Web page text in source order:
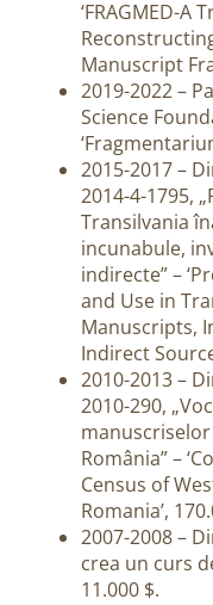
‘FRAGMED-A
Manuscript
2019-2022 –
Science
2015-2017 –
2014-4-1795,
Transilvania
incunabule,
indirecte” –
and Use in
Manuscripts,
Indirect
2010-2013 –
2010-290,
România” –
Census of
Romania’,
2007-2008 –
crea un curs
11.000 $.